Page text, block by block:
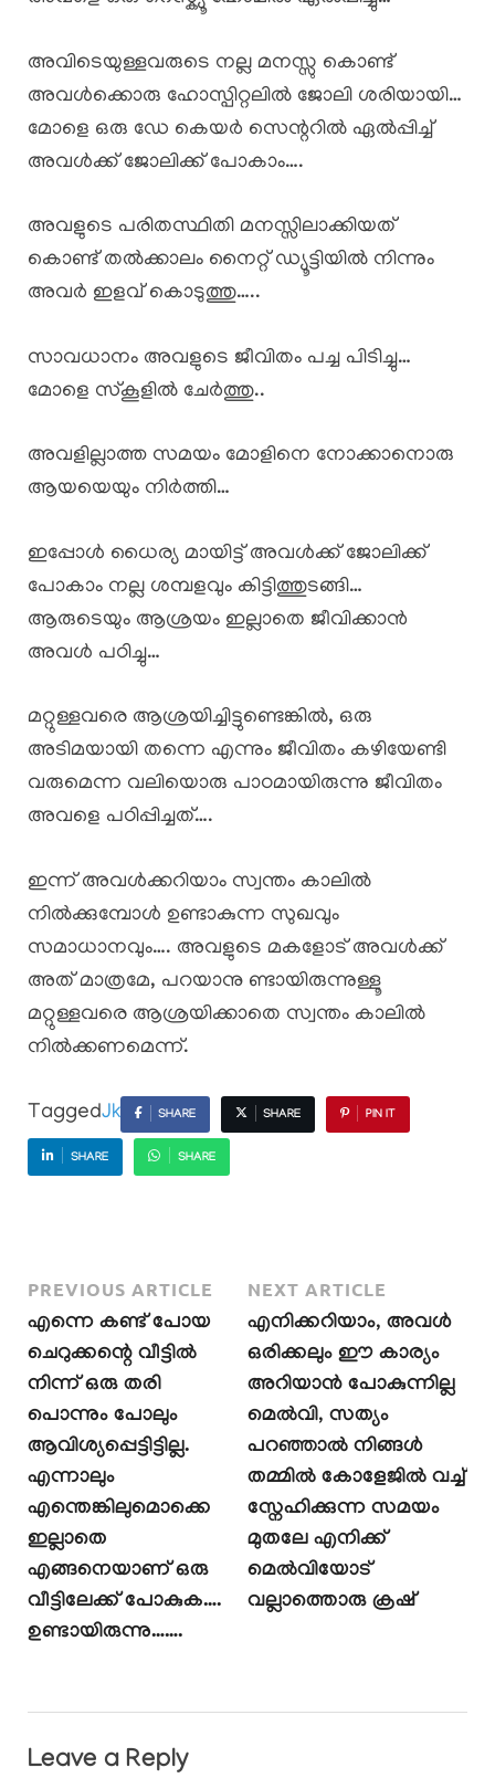
അവിടെയുള്ളവരുടെ നല്ല മനസ്സു കൊണ്ട്
അവൾക്കൊരു ഹോസ്പിറ്റലിൽ ജോലി ശരിയായി…
മോളെ ഒരു ഡേ കെയർ സെന്ററിൽ ഏൽപ്പിച്ച്
അവൾക്ക് ജോലിക്ക് പോകാം….
അവളുടെ പരിതസ്ഥിതി മനസ്സിലാക്കിയത്
കൊണ്ട് തൽക്കാലം നൈറ്റ് ഡ്യൂട്ടിയിൽ നിന്നും
അവർ ഇളവ് കൊടുത്തു…..
സാവധാനം അവളുടെ ജീവിതം പച്ച പിടിച്ചു…
മോളെ സ്കൂളിൽ ചേർത്തു..
അവളില്ലാത്ത സമയം മോളിനെ നോക്കാനൊരു
ആയയെയും നിർത്തി…
ഇപ്പോൾ ധൈര്യ മായിട്ട് അവൾക്ക് ജോലിക്ക്
പോകാം നല്ല ശമ്പളവും കിട്ടിത്തുടങ്ങി…
ആരുടെയും ആശ്രയം ഇല്ലാതെ ജീവിക്കാൻ
അവൾ പഠിച്ചു…
മറ്റുള്ളവരെ ആശ്രയിച്ചിട്ടുണ്ടെങ്കിൽ, ഒരു
അടിമയായി തന്നെ എന്നും ജീവിതം കഴിയേണ്ടി
വരുമെന്ന വലിയൊരു പാഠമായിരുന്നു ജീവിതം
അവളെ പഠിപ്പിച്ചത്….
ഇന്ന് അവൾക്കറിയാം സ്വന്തം കാലിൽ
നിൽക്കുമ്പോൾ ഉണ്ടാകുന്ന സുഖവും
സമാധാനവും…. അവളുടെ മകളോട് അവൾക്ക്
അത് മാത്രമേ, പറയാനു ണ്ടായിരുന്നുള്ളൂ
മറ്റുള്ളവരെ ആശ്രയിക്കാതെ സ്വന്തം കാലിൽ
നിൽക്കണമെന്ന്.
TaggedJk SHARE SHARE PIN IT
SHARE SHARE
PREVIOUS ARTICLE
എന്നെ കണ്ട് പോയ
ചെറുക്കന്റെ വീട്ടിൽ
നിന്ന് ഒരു തരി
പൊന്നും പോലും
ആവിശ്യപ്പെട്ടിട്ടില്ല.
എന്നാലും
എന്തെങ്കിലുമൊക്കെ
ഇല്ലാതെ
എങ്ങനെയാണ് ഒരു
വീട്ടിലേക്ക് പോകുക….
NEXT ARTICLE
എനിക്കറിയാം, അവൾ
ഒരിക്കലും ഈ കാര്യം
അറിയാൻ പോകുന്നില്ല
മെൽവി, സത്യം
പറഞ്ഞാൽ നിങ്ങൾ
തമ്മിൽ കോളേജിൽ വച്ച്
സ്നേഹിക്കുന്ന സമയം
മുതലേ എനിക്ക്
മെൽവിയോട്
വല്ലാത്തൊരു ക്രഷ്
ഉണ്ടായിരുന്നു…….
Leave a Reply